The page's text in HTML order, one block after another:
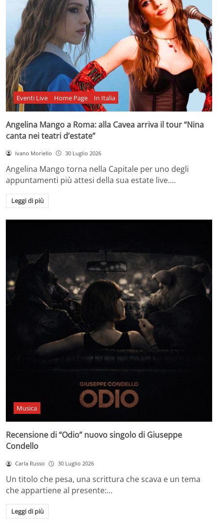
Eventi Live Home Page In Italia
Angelina Mango a Roma: alla Cavea arriva il tour “Nina
canta nei teatri d’estate”
Ivano Moriello 30 Luglio 2026
Angelina Mango torna nella Capitale per uno degli
appuntamenti più attesi della sua estate live.…
Leggi di più
Musica
Recensione di “Odio” nuovo singolo di Giuseppe
Condello
Carla Russo 30 Luglio 2026
Un titolo che pesa, una scrittura che scava e un tema
che appartiene al presente:…
Leggi di più